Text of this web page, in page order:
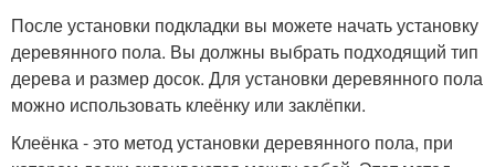
После установки подкладки вы можете начать установку
деревянного пола. Вы должны выбрать подходящий тип
дерева и размер досок. Для установки деревянного пола
можно использовать клеёнку или заклёпки.
Клеёнка - это метод установки деревянного пола, при